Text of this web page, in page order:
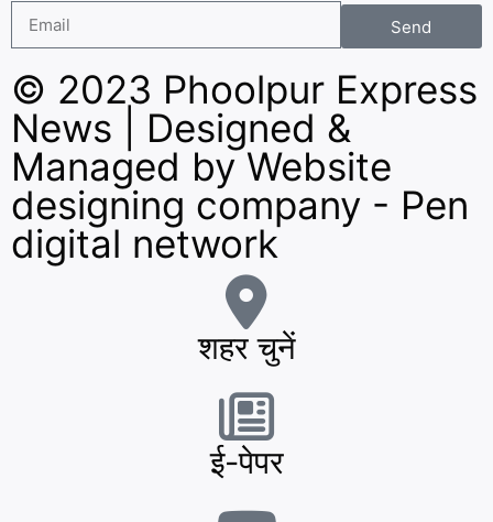
Send
© 2023 Phoolpur Express
News | Designed &
Managed byWebsite
designing company - Pen
digital network
शहर चुनें
ई-पेपर